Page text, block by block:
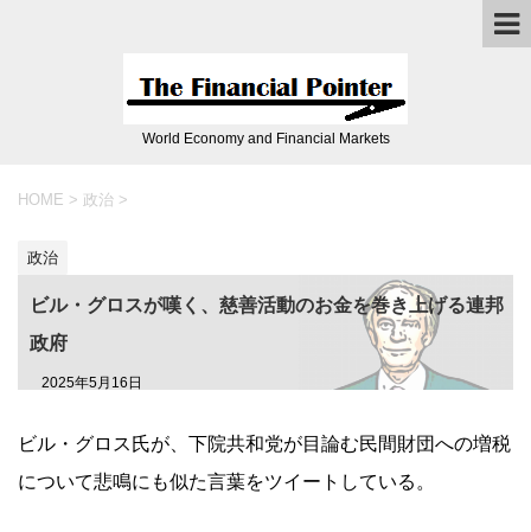
World Economy and Financial Markets
HOME > 政治 >
政治
ビル・グロスが嘆く、慈善活動のお金を巻き上げる連邦
政府
2025年5月16日
ビル・グロス氏が、下院共和党が目論む民間財団への増税
について悲鳴にも似た言葉をツイートしている。